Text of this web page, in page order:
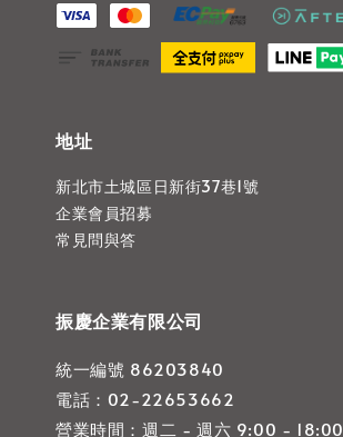
地址
新北市土城區日新街37巷1號
企業會員招募
常見問與答
振慶企業有限公司
統一編號 86203840
電話：02-22653662
營業時間：週二 - 週六 9:00 - 18:00